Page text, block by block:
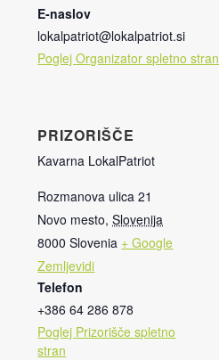
E-naslov
lokalpatriot@lokalpatriot.si
Poglej Organizator spletno stran
PRIZORIŠČE
Kavarna LokalPatriot
Rozmanova ulica 21
Novo mesto, Slovenija
8000 Slovenia + Google
Zemljevidi
Telefon
+386 64 286 878
Poglej Prizorišče spletno
stran